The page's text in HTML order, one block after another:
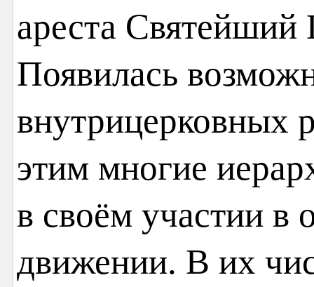
ареста
Появилась
внутрицерковных
этим многие
в своём участии в
движении. В их